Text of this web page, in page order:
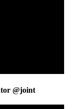
@joint